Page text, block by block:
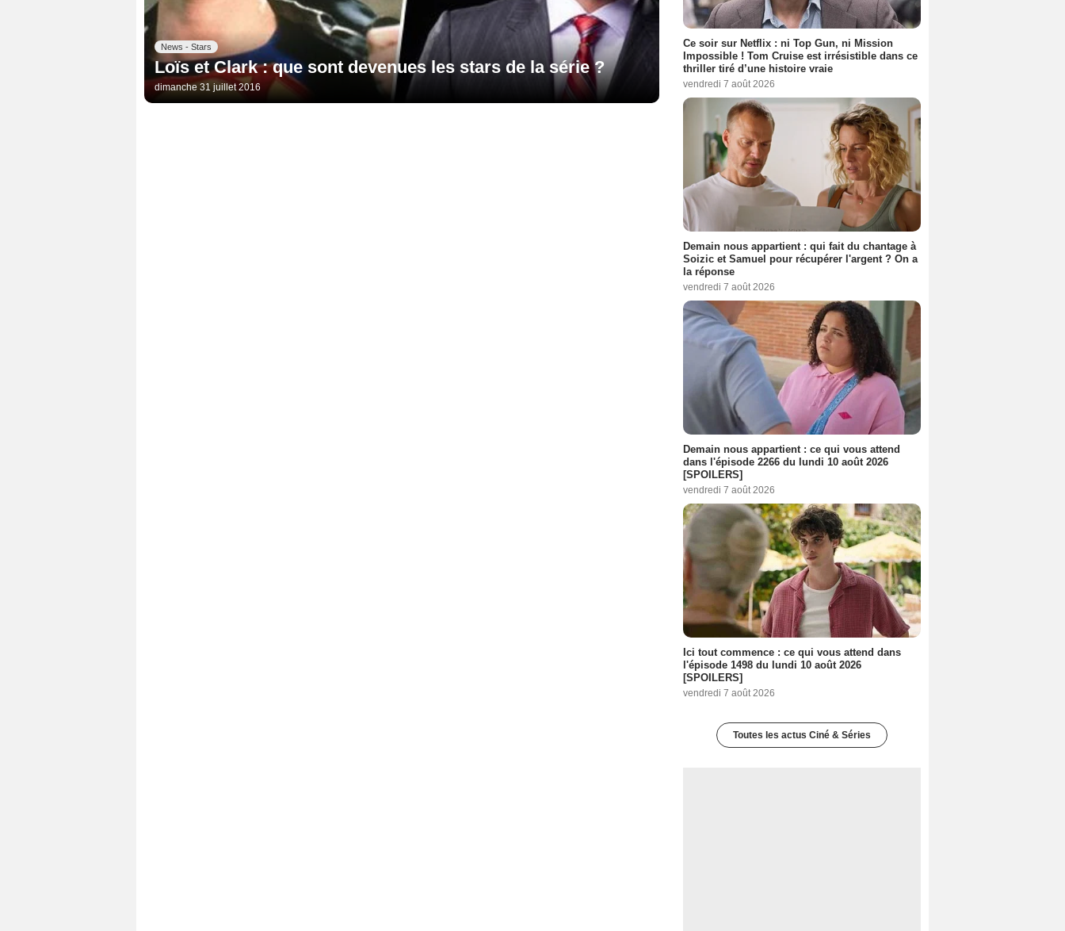
News - Stars
Loïs et Clark : que sont devenues les stars de la série ?
dimanche 31 juillet 2016
Ce soir sur Netflix : ni Top Gun, ni Mission
Impossible ! Tom Cruise est irrésistible dans ce
thriller tiré d’une histoire vraie
vendredi 7 août 2026
Demain nous appartient : qui fait du chantage à
Soizic et Samuel pour récupérer l'argent ? On a
la réponse
vendredi 7 août 2026
Demain nous appartient : ce qui vous attend
dans l'épisode 2266 du lundi 10 août 2026
[SPOILERS]
vendredi 7 août 2026
Ici tout commence : ce qui vous attend dans
l'épisode 1498 du lundi 10 août 2026
[SPOILERS]
vendredi 7 août 2026
Toutes les actus Ciné & Séries